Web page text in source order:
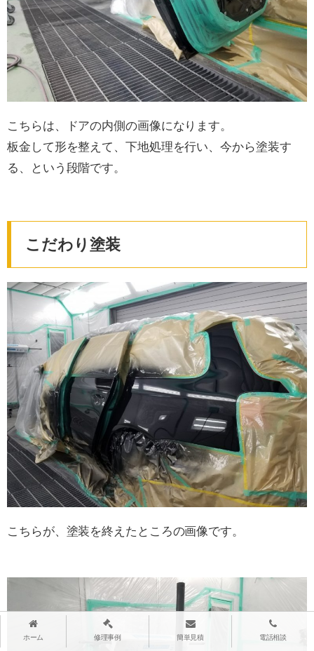
こちらは、ドアの内側の画像になります。
板金して形を整えて、下地処理を行い、今から塗装す
る、という段階です。
こだわり塗装
こちらが、塗装を終えたところの画像です。
ホーム 修理事例 簡単見積 電話相談